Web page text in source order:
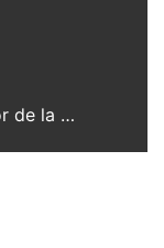
Julio Cesar Galoppo, Director de la Escuela Agrotécnica "Cantón de Zárate" de Sa Pereira